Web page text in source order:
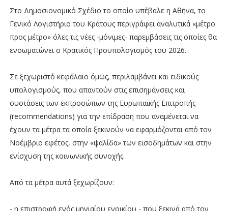
Στο Δημοσιονομικό Σχέδιο το οποίο υπέβαλε η Αθήνα, το
Γενικό Λογιστήριο του Κράτους περιγράφει αναλυτικά «μέτρο
προς μέτρο» όλες τις νέες -μόνιμες- παρεμβάσεις τις οποίες θα
ενσωματώνει ο Κρατικός Προϋπολογισμός του 2026.
Σε ξεχωριστό κεφάλαιο όμως, περιλαμβάνει και ειδικούς
υπολογισμούς, που απαντούν στις επισημάνσεις και
συστάσεις των εκπροσώπων της Ευρωπαϊκής Επιτροπής
(recommendations) για την επίδραση που αναμένεται να
έχουν τα μέτρα τα οποία ξεκινούν να εφαρμόζονται από τον
Νοέμβριο εφέτος, στην «ψαλίδα» των εισοδημάτων και στην
ενίσχυση της κοινωνικής συνοχής.
Από τα μέτρα αυτά ξεχωρίζουν:
- η επιστροφή ενός μηνιαίου ενοικίου - που ξεκινά από τον